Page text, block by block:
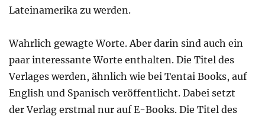
Lateinamerika zu werden.
Wahrlich gewagte Worte. Aber darin sind auch ein
paar interessante Worte enthalten. Die Titel des
Verlages werden, ähnlich wie bei Tentai Books, auf
English und Spanisch veröffentlicht. Dabei setzt
der Verlag erstmal nur auf E-Books. Die Titel des